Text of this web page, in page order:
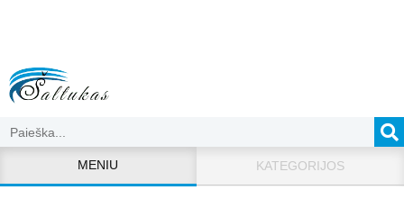
MENIU KATEGORIJOS